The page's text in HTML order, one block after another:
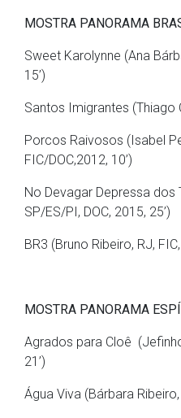
MOSTRA PANORAMA
Sweet Karolynne (Ana
15’)
Santos Imigrantes (Thiago
Porcos Raivosos (Isabel
FIC/DOC,2012, 10’)
No Devagar Depressa dos
SP/ES/PI, DOC, 2015, 25’)
BR3 (Bruno Ribeiro, RJ,
MOSTRA PANORAMA
Agrados para Cloê
21’)
Água Viva (Bárbara Ribeiro,